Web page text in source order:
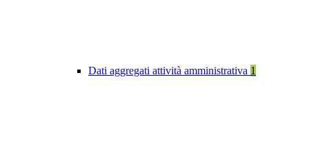
Dati aggregati attività amministrativa 1